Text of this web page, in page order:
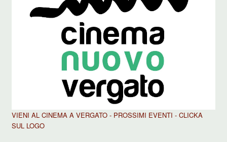
VIENI AL CINEMA A VERGATO - PROSSIMI EVENTI - CLICKA
SUL LOGO